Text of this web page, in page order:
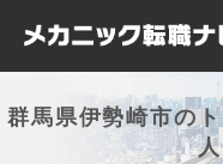
群馬県伊勢崎市の